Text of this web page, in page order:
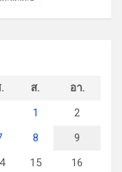
ส.
อา.
1
2
8
9
15
16